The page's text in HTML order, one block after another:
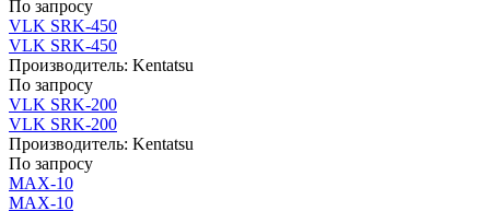
По запросу
VLK SRK-450
VLK SRK-450
Производитель: Kentatsu
По запросу
VLK SRK-200
VLK SRK-200
Производитель: Kentatsu
По запросу
MAX-10
MAX-10